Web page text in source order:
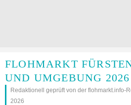
FLOHMARKT
UND UMGEBUNG 2026
Redaktionell geprüft von der flohmarkt.info-
2026